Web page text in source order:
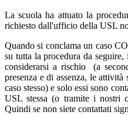
La scuola ha attuato la
richiesto dall'ufficio della USL
Quando si conclama un caso
su tutta la procedura da
considerarsi a rischio (a
presenza e di assenza, le
caso stesso) e solo essi sono
USL stessa (o tramite i nostri
Quindi se non siete contattati